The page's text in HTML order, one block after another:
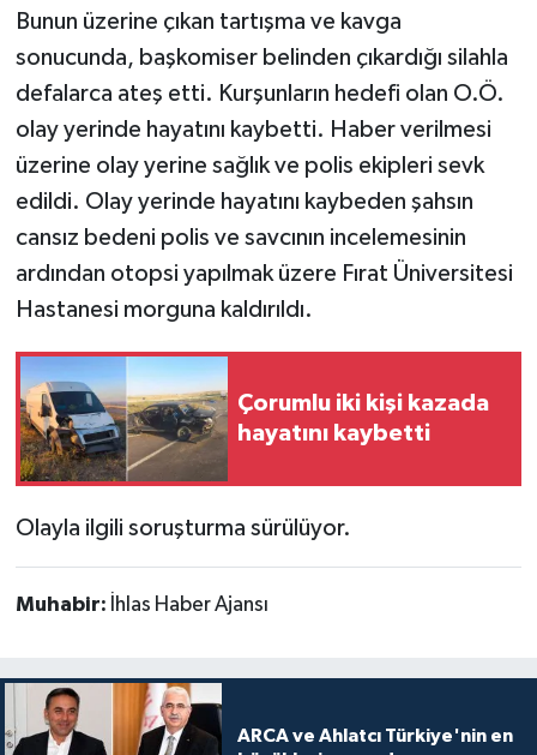
Bunun üzerine çıkan tartışma ve kavga
sonucunda, başkomiser belinden çıkardığı silahla
defalarca ateş etti. Kurşunların hedefi olan O.Ö.
olay yerinde hayatını kaybetti. Haber verilmesi
üzerine olay yerine sağlık ve polis ekipleri sevk
edildi. Olay yerinde hayatını kaybeden şahsın
cansız bedeni polis ve savcının incelemesinin
ardından otopsi yapılmak üzere Fırat Üniversitesi
Hastanesi morguna kaldırıldı.
Çorumlu iki kişi kazada
hayatını kaybetti
Olayla ilgili soruşturma sürülüyor.
Muhabir: İhlas Haber Ajansı
ARCA ve Ahlatcı Türkiye'nin en